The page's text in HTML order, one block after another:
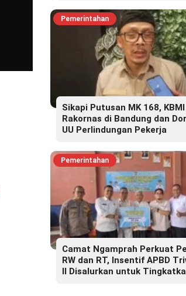
Pemerintahan
Sikapi Putusan MK 168,
Rakornas di Bandung dan
UU Perlindungan Pekerja
Pemerintahan
Camat Ngamprah Perkuat
RW dan RT, Insentif APBD
II Disalurkan untuk